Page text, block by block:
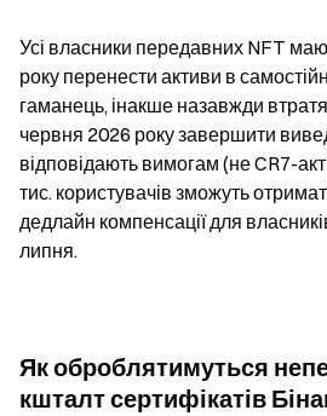
Усі власники передавних NFT
року перенести активи в
гаманець, інакше назавжди
червня 2026 року завершити
відповідають вимогам (не CR7-
тис. користувачів зможуть
дедлайн компенсації для
липня.
Як оброблятимуться
кшталт сертифікатів